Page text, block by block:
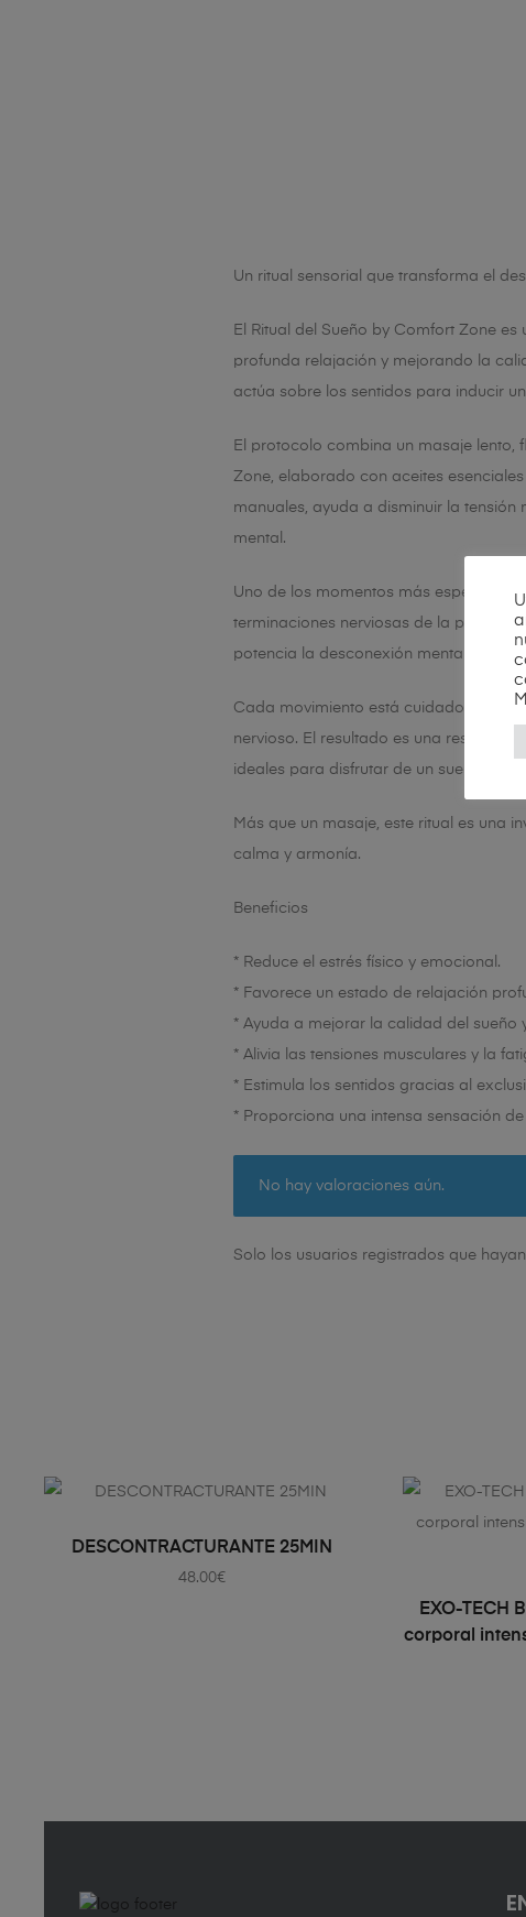
Un ritual sensorial que transforma el
El Ritual del Sueño by Comfort Zone
profunda relajación y mejorando la
actúa sobre los sentidos para inducir
El protocolo combina un masaje lento,
Zone, elaborado con aceites
manuales, ayuda a disminuir la
mental.
Uno de los momentos más especiales
terminaciones nerviosas de la piel y
potencia la desconexión mental,
Cada movimiento está
nervioso. El resultado es una
ideales para disfrutar de un sueño
Más que un masaje, este ritual es una
calma y armonía.
Beneficios
* Reduce el estrés físico y emocional.
* Favorece un estado de relajación
* Ayuda a mejorar la calidad del sueño
* Alivia las tensiones musculares y la
* Estimula los sentidos gracias al
* Proporciona una intensa sensación
No hay valoraciones aún.
Solo los usuarios registrados que
AÑADIR AL CARRITO
DESCONTRACTURANTE 25MIN
48.00€
EXO-TECH
corporal